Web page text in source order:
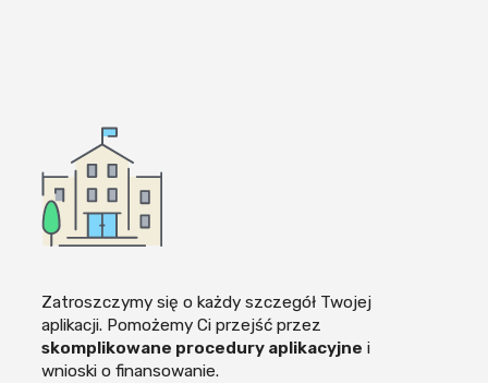
Zatroszczymy się o każdy szczegół Twojej
aplikacji. Pomożemy Ci przejść przez
skomplikowane procedury aplikacyjne i
wnioski o finansowanie.